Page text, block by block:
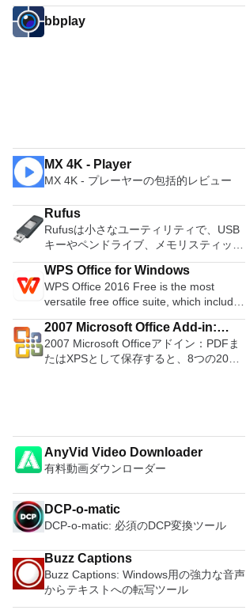
bbplay
MX 4K - Player
MX 4K - プレーヤーの包括的レビュー
Rufus
Rufusは小さなユーティリティで、USB
キーやペンドライブ、メモリスティック
などの起動可能なUSBフラッシュドライ
ブをフォーマットおよび作成できます。
Rufusは、次のシナリオで役立ちます。
Windows、Linux、およびUEFI用の起動
可能なISOからUSBインストールメディ
アを作成する必要がある場合。 OSがイ
ンストールされていないシステムで作業
する必要がある場合。 BIOSまたはその
Arch Linux、Archbang、BartPE /
pebuilder、CentOS、Damn Small
Linux、Fedora、FreeDOS、Gentoo、
LiveXP、Knoppix、Kubuntu、Linux
Mint、NT Password Registry Editor、
OpenSUSE、Parted Magic、
Ubuntu、Ultimate Boot CD、Windows
XP（SP2以降）、Windows Server 2003
R2、Windows Vista、Windows 7、
Windows 8。 *このリストは完全ではあ
WPS Office for Windows
WPS Office 2016 Free is the most
versatile free office suite, which includes
free word processor, spreadsheet
program and presentation maker. With
these three programs you will easily be
able to deal with any office related
languages. To switch between
languages requires only a single click!
Despite being a free suite, WPS Office
such as the paragraph adjustment tool
and multiple tabbed feature. It also has
a PDF converter, spell check and word
Personal Edition supports switching
language UI,File Roaming and Docer
online templates. Key features include:
2007 Microsoft Office Add-in:
Microsoft Save as PDF or XPS
2007 Microsoft Officeアドイン：PDFま
たはXPSとして保存すると、8つの2007
びXPS形式の電子メール添付ファイルと
して送信することもできます（特定の機
能はプログラムによって異なります）。
ラムで動作します。 Microsoft Office
Access 2007。 Microsoft Office Excel
2007。 Microsoft Office InfoPath
2007。 Microsoft Office PowerPoint
2007。 Microsoft Office Publisher
2007。 Microsoft Office Visio 2007。
Microsoft Office Word 2007。 2007
AnyVid Video Downloader
有料動画ダウンローダー
DCP-o-matic
DCP-o-matic: 必須のDCP変換ツール
Buzz Captions
Buzz Captions: Windows用の強力な音声
からテキストへの転写ツール